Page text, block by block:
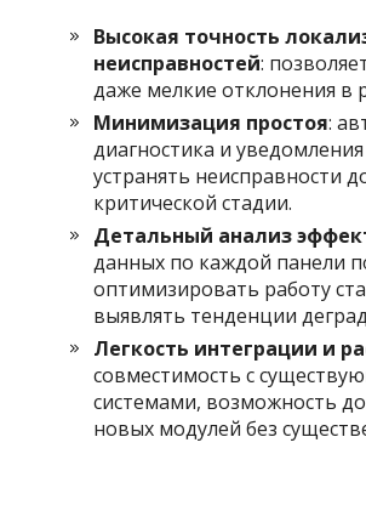
Высокая точность
неисправностей:
даже мелкие отклонения в
Минимизация простоя:
диагностика и
устранять неисправности
критической стадии.
Детальный анализ
данных по каждой панели
оптимизировать работу
выявлять тенденции
Легкость интеграции и
совместимость с
системами, возможность
новых модулей без